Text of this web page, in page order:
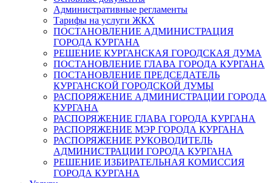
Административные регламенты
Тарифы на услуги ЖКХ
ПОСТАНОВЛЕНИЕ АДМИНИСТРАЦИЯ
ГОРОДА КУРГАНА
РЕШЕНИЕ КУРГАНСКАЯ ГОРОДСКАЯ ДУМА
ПОСТАНОВЛЕНИЕ ГЛАВА ГОРОДА КУРГАНА
ПОСТАНОВЛЕНИЕ ПРЕДСЕДАТЕЛЬ
КУРГАНСКОЙ ГОРОДСКОЙ ДУМЫ
РАСПОРЯЖЕНИЕ АДМИНИСТРАЦИИ ГОРОДА
КУРГАНА
РАСПОРЯЖЕНИЕ ГЛАВА ГОРОДА КУРГАНА
РАСПОРЯЖЕНИЕ МЭР ГОРОДА КУРГАНА
РАСПОРЯЖЕНИЕ РУКОВОДИТЕЛЬ
АДМИНИСТРАЦИИ ГОРОДА КУРГАНА
РЕШЕНИЕ ИЗБИРАТЕЛЬНАЯ КОМИССИЯ
ГОРОДА КУРГАНА